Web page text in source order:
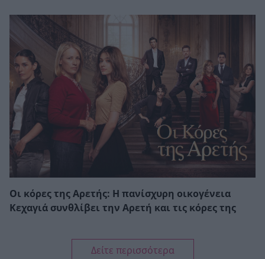
Οι κόρες της Αρετής: Η πανίσχυρη οικογένεια
Κεχαγιά συνθλίβει την Αρετή και τις κόρες της
Δείτε περισσότερα